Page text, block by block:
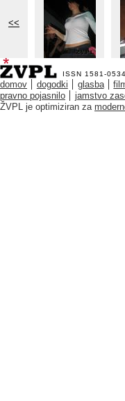
<<
ISSN 1581-
domov dogodki glasba
pravno pojasnilo
jamstvo
ŽVPL je optimiziran za